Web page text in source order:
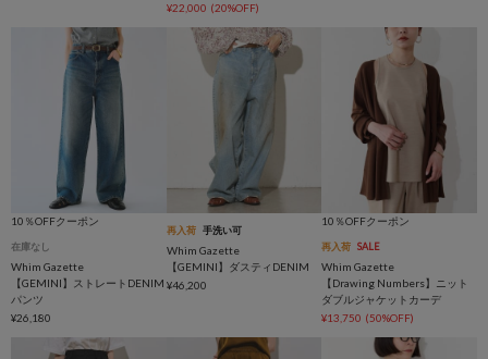
¥22,000 (20%OFF)
10％OFFクーポン
在庫なし
Whim Gazette
【GEMINI】ストレートDENIM
パンツ
¥26,180
再入荷 手洗い可
Whim Gazette
【GEMINI】ダスティDENIM
¥46,200
10％OFFクーポン
再入荷 SALE
Whim Gazette
【Drawing Numbers】ニット
ダブルジャケットカーデ
¥13,750 (50%OFF)